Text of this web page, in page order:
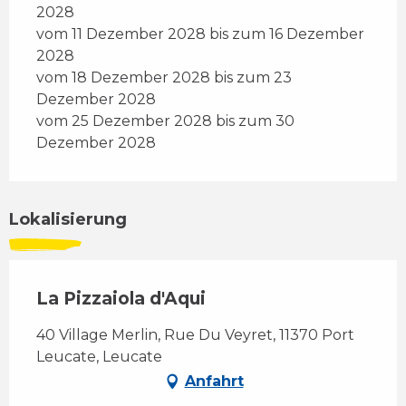
2028
vom 11 Dezember 2028 bis zum 16 Dezember
2028
vom 18 Dezember 2028 bis zum 23
Dezember 2028
vom 25 Dezember 2028 bis zum 30
Dezember 2028
Lokalisierung
La Pizzaiola d'Aqui
40 Village Merlin, Rue Du Veyret, 11370 Port
Leucate, Leucate
Anfahrt